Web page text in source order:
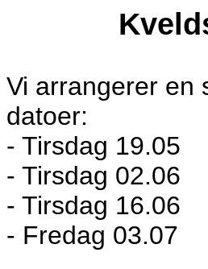
Vi arrangerer en
datoer:
- Tirsdag 19.05
- Tirsdag 02.06
- Tirsdag 16.06
- Fredag 03.07